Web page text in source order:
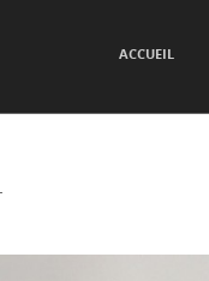
ACCUEIL